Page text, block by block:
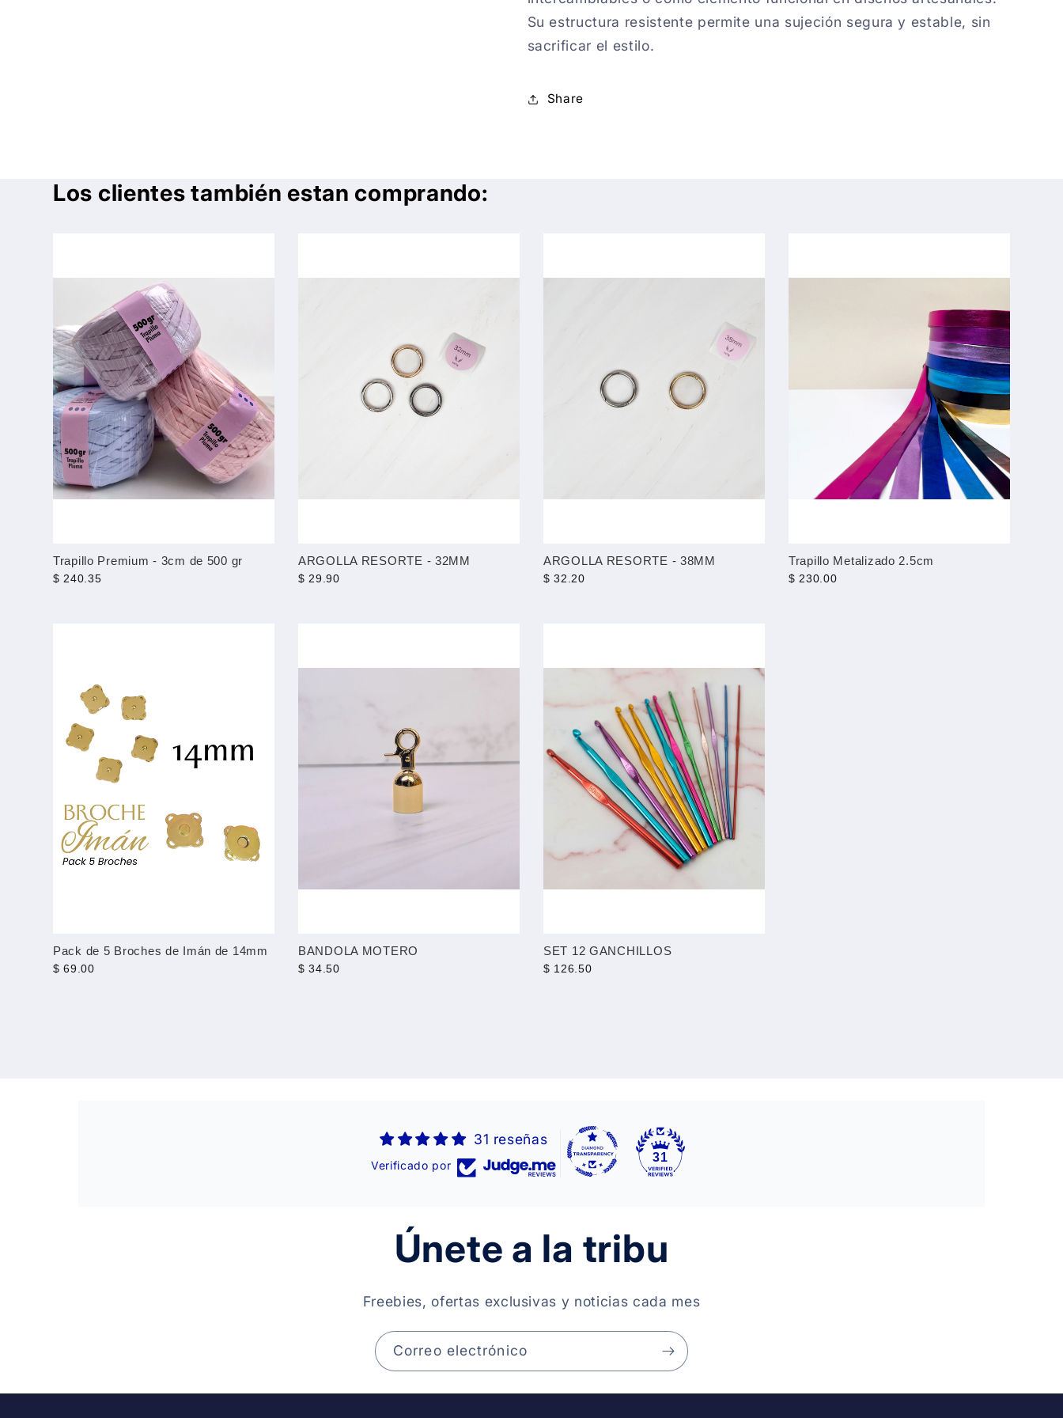
Su estructura resistente permite una sujeción segura y estable, sin
sacrificar el estilo.
Share
Los clientes también estan comprando:
Trapillo Premium - 3cm de 500 gr
$ 240.35
ARGOLLA RESORTE - 32MM
$ 29.90
ARGOLLA RESORTE - 38MM
$ 32.20
Trapillo Metalizado 2.5cm
$ 230.00
Pack de 5 Broches de Imán de 14mm
$ 69.00
BANDOLA MOTERO
$ 34.50
SET 12 GANCHILLOS
$ 126.50
31 reseñas
Verificado por
31
Únete a la tribu
Freebies, ofertas exclusivas y noticias cada mes
Correo electrónico